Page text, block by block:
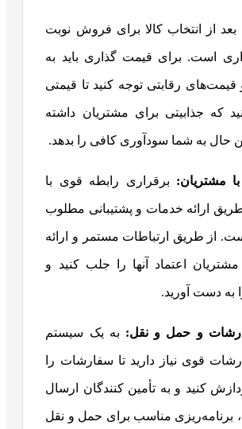
بعد از انتخاب کالا برای فروش نوبت
است. برای قیمت گذاری باید به
قیمت‌های رقابتی توجه کنید تا قیمتی
که جذابیتی برای مشتریان داشته
حال به شما سودآوری کافی را بدهد.
با مشتریان: برقراری رابطه قوی با
ارائه خدمات و پشتیبانی مطلوب
از طریق ارتباطات مستمر و ارائه
اعتماد آنها را جلب کنید و
به دست آورید.
و حمل و نقل: به یک سیستم
قوی نیاز دارید تا سفارشات را
کنید و به تأمین کنندگان ارسال
برنامه‌ریزی مناسب برای حمل و نقل